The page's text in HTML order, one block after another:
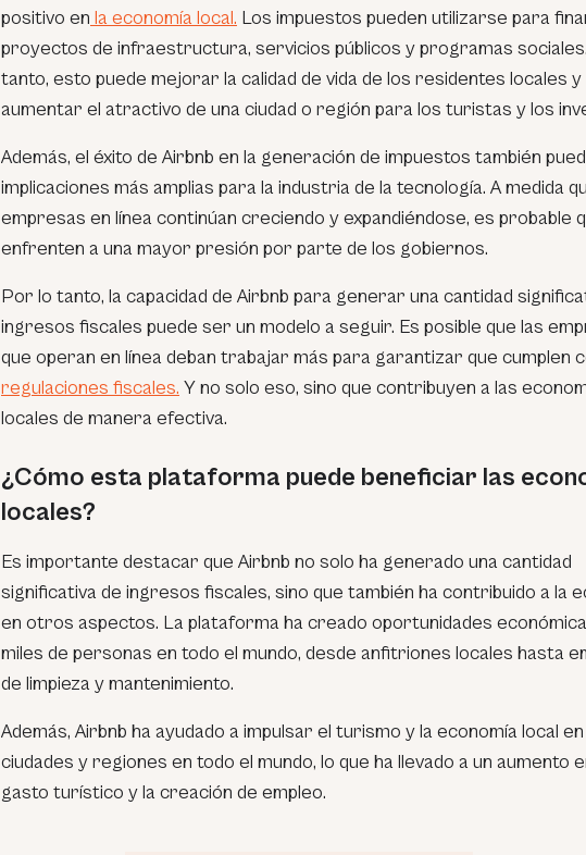
positivo en la economía local. Los impuestos pueden utilizarse para
proyectos de infraestructura, servicios públicos y programas
tanto, esto puede mejorar la calidad de vida de los residentes locales y
aumentar el atractivo de una ciudad o región para los turistas y los
Además, el éxito de Airbnb en la generación de impuestos también
implicaciones más amplias para la industria de la tecnología. A medida
empresas en línea continúan creciendo y expandiéndose, es probable
enfrenten a una mayor presión por parte de los gobiernos.
Por lo tanto, la capacidad de Airbnb para generar una cantidad
ingresos fiscales puede ser un modelo a seguir. Es posible que las
que operan en línea deban trabajar más para garantizar que cumplen
regulaciones fiscales. Y no solo eso, sino que contribuyen a las
locales de manera efectiva.
¿Cómo esta plataforma puede beneficiar las
locales?
Es importante destacar que Airbnb no solo ha generado una cantidad
significativa de ingresos fiscales, sino que también ha contribuido a la
en otros aspectos. La plataforma ha creado oportunidades
miles de personas en todo el mundo, desde anfitriones locales hasta
de limpieza y mantenimiento.
Además, Airbnb ha ayudado a impulsar el turismo y la economía local
ciudades y regiones en todo el mundo, lo que ha llevado a un aumento
gasto turístico y la creación de empleo.